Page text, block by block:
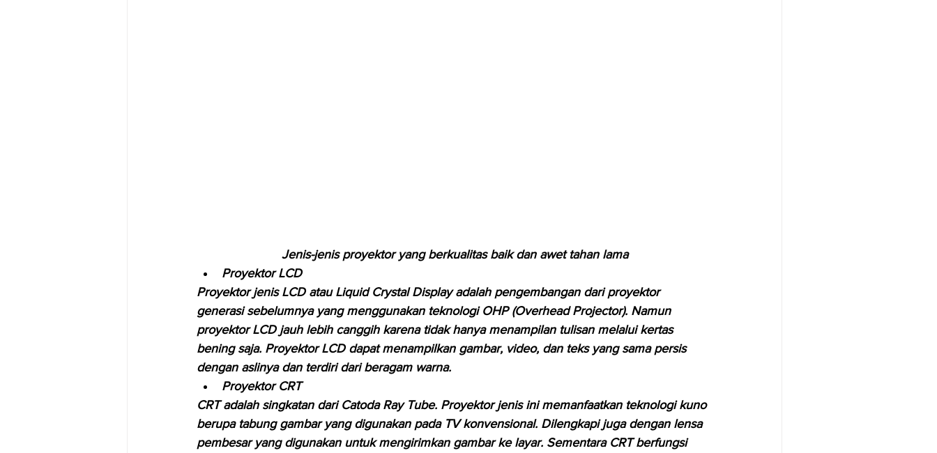
Jenis-jenis proyektor yang berkualitas baik dan awet tahan lama
Proyektor LCD
Proyektor jenis LCD atau Liquid Crystal Display adalah pengembangan dari proyektor
generasi sebelumnya yang menggunakan teknologi OHP (Overhead Projector). Namun
proyektor LCD jauh lebih canggih karena tidak hanya menampilan tulisan melalui kertas
bening saja. Proyektor LCD dapat menampilkan gambar, video, dan teks yang sama persis
dengan aslinya dan terdiri dari beragam warna.
Proyektor CRT
CRT adalah singkatan dari Catoda Ray Tube. Proyektor jenis ini memanfaatkan teknologi kuno
berupa tabung gambar yang digunakan pada TV konvensional. Dilengkapi juga dengan lensa
pembesar yang digunakan untuk mengirimkan gambar ke layar. Sementara CRT berfungsi